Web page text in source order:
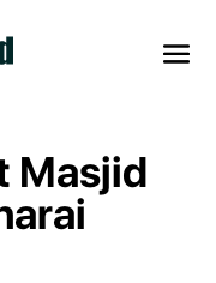
Masjid